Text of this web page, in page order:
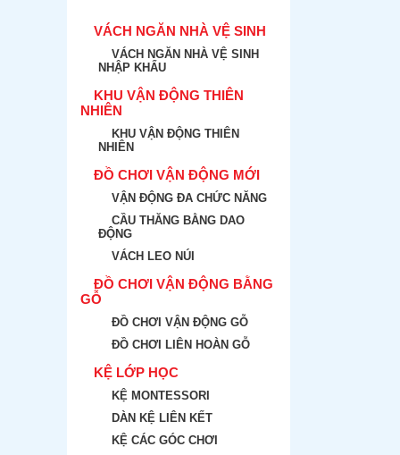
VÁCH NGĂN NHÀ VỆ SINH
VÁCH NGĂN NHÀ VỆ SINH
NHẬP KHẨU
KHU VẬN ĐỘNG THIÊN
NHIÊN
KHU VẬN ĐỘNG THIÊN
NHIÊN
ĐỒ CHƠI VẬN ĐỘNG MỚI
VẬN ĐỘNG ĐA CHỨC NĂNG
CẦU THĂNG BẰNG DAO
ĐỘNG
VÁCH LEO NÚI
ĐỒ CHƠI VẬN ĐỘNG BẰNG
GỖ
ĐỒ CHƠI VẬN ĐỘNG GỖ
ĐỒ CHƠI LIÊN HOÀN GỖ
KỆ LỚP HỌC
KỆ MONTESSORI
DÀN KỆ LIÊN KẾT
KỆ CÁC GÓC CHƠI